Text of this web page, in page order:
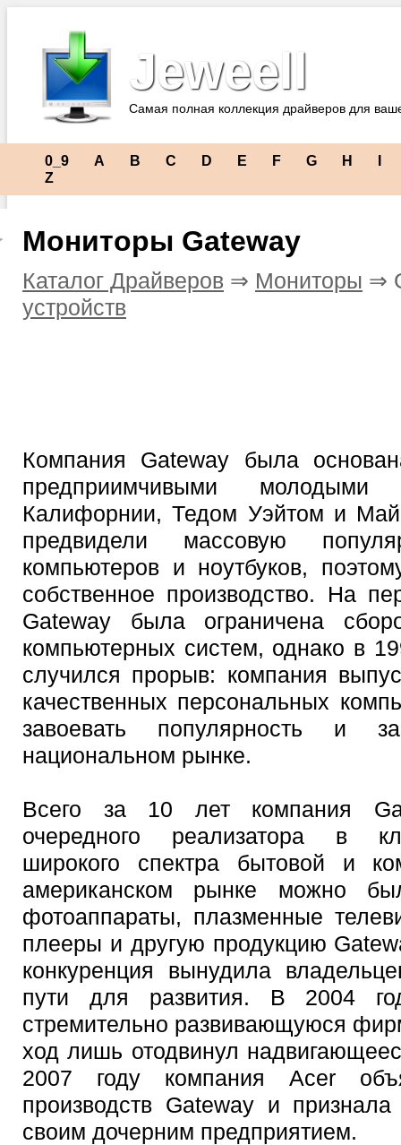
Jeweell
Самая полная коллекция драйверов для
0_9 A B C D E F G H
Z
Мониторы Gateway
Каталог Драйверов ⇒ Мониторы ⇒
устройств
Компания Gateway была
предприимчивыми
Калифорнии, Тедом Уэйтом и
предвидели массовую
компьютеров и ноутбуков,
собственное производство. На
Gateway была ограничена
компьютерных систем, однако в
случился прорыв: компания
качественных персональных
завоевать популярность и
национальном рынке.
Всего за 10 лет компания
очередного реализатора в
широкого спектра бытовой и
американском рынке можно
фотоаппараты, плазменные
плееры и другую продукцию
конкуренция вынудила
пути для развития. В 2004
стремительно развивающуюся
ход лишь отодвинул
2007 году компания Acer
производств Gateway и
своим дочерним предприятием.